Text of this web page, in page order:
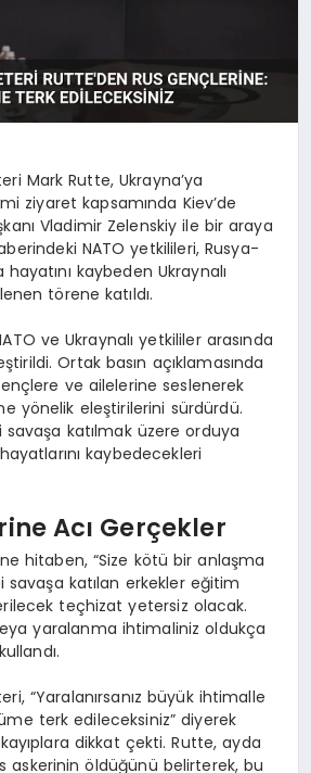
Mark Rutte, Ukrayna’ya
ziyaret kapsamında Kiev’de
Vladimir Zelenskiy ile bir araya
NATO yetkilileri, Rusya-
hayatını kaybeden Ukraynalı
törene katıldı.
ve Ukraynalı yetkililer arasında
Ortak basın açıklamasında
ve ailelerine seslenerek
yönelik eleştirilerini sürdürdü.
savaşa katılmak üzere orduya
kaybedecekleri
Acı Gerçekler
hitaben, “Size kötü bir anlaşma
savaşa katılan erkekler eğitim
teçhizat yetersiz olacak.
yaralanma ihtimaliniz oldukça
“Yaralanırsanız büyük ihtimalle
terk edileceksiniz” diyerek
kayıplara dikkat çekti. Rutte, ayda
askerinin öldüğünü belirterek, bu